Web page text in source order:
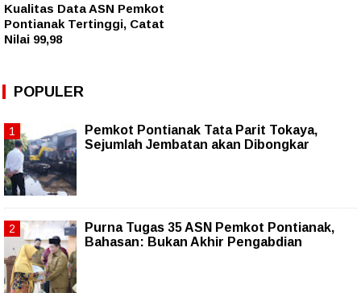
Kualitas Data ASN Pemkot
Pontianak Tertinggi, Catat
Nilai 99,98
POPULER
Pemkot Pontianak Tata Parit Tokaya,
Sejumlah Jembatan akan Dibongkar
Purna Tugas 35 ASN Pemkot Pontianak,
Bahasan: Bukan Akhir Pengabdian